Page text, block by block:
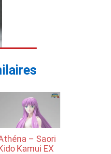
– Saori
Kamui EX